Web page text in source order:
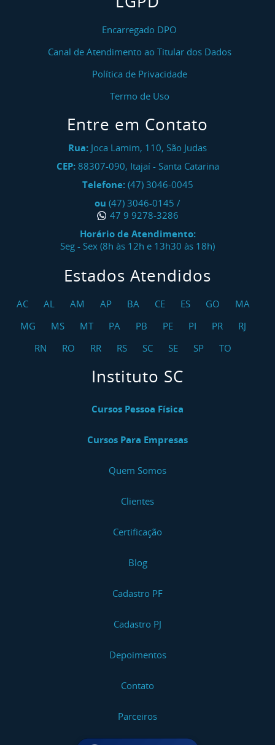
Encarregado DPO
Canal de Atendimento ao Titular dos Dados
Política de Privacidade
Termo de Uso
Entre em Contato
Rua: Joca Lamim, 110, São Judas
CEP: 88307-090, Itajaí- Santa Catarina
Telefone: (47) 3046-0045
ou (47) 3046-0145 /
47 9 9278-3286
Horário de Atendimento:
Seg - Sex (8h às 12h e 13h30 às 18h)
Estados Atendidos
AC AL AM AP BA CE ES GO
MA
MG
MS MT PA PB PE PI PR
RJ
RN
RO RR RS SC SE SP TO
Instituto SC
Cursos Pessoa Física
Cursos Para Empresas
Quem Somos
Clientes
Certificação
Blog
Cadastro PF
Cadastro PJ
Depoimentos
Contato
Parceiros